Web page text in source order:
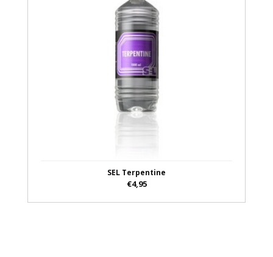
SEL Terpentine
€4,95